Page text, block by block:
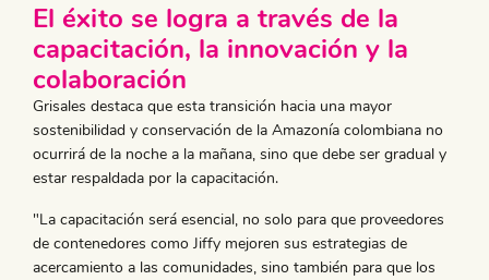
El éxito se logra a través de la
capacitación, la innovación y la
colaboración
Grisales destaca que esta transición hacia una mayor
sostenibilidad y conservación de la Amazonía colombiana no
ocurrirá de la noche a la mañana, sino que debe ser gradual y
estar respaldada por la capacitación.
"La capacitación será esencial, no solo para que proveedores
de contenedores como Jiffy mejoren sus estrategias de
acercamiento a las comunidades, sino también para que los